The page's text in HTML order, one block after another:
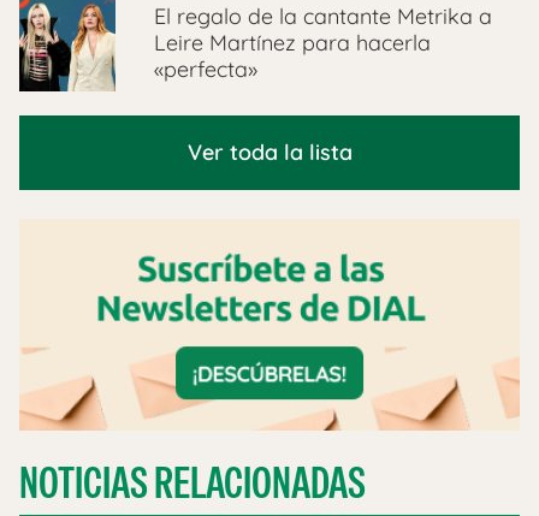
El regalo de la cantante Metrika a
Leire Martínez para hacerla
«perfecta»
Ver toda la lista
NOTICIAS RELACIONADAS